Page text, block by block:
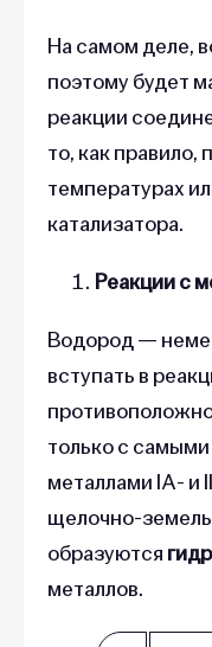
На самом деле,
поэтому будет
реакции
то, как правило,
температурах
катализатора.
Реакции с
Водород —
вступать в
только с
металлами IA- и
щелочно-
образуются
металлов.